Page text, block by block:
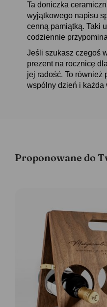
Ta doniczka
wyjątkowego napisu
cenną pamiątką. Taki
codziennie
Jeśli szukasz czegoś
prezent na rocznicę
jej radość. To również
wspólny dzień i każda
Proponowane do